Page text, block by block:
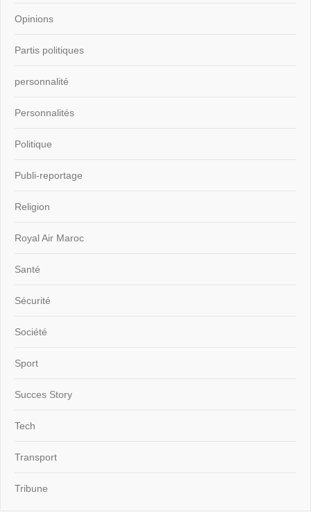
Opinions
Partis politiques
personnalité
Personnalités
Politique
Publi-reportage
Religion
Royal Air Maroc
Santé
Sécurité
Société
Sport
Succes Story
Tech
Transport
Tribune